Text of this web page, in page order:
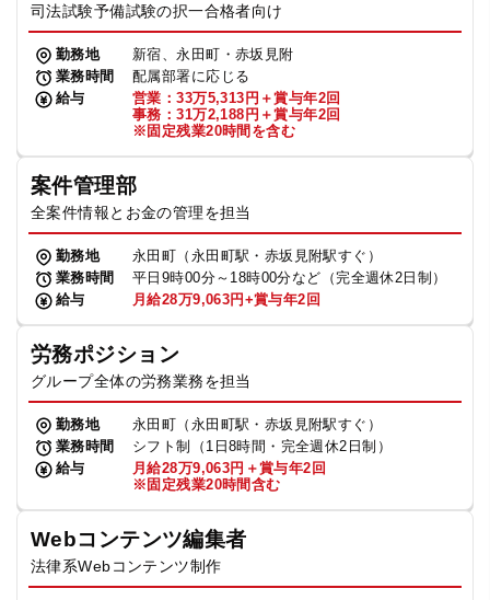
司法試験予備試験の択一合格者向け
勤務地
新宿、永田町・赤坂見附
業務時間
配属部署に応じる
給与
営業：33万5,313円＋賞与年2回
事務：31万2,188円＋賞与年2回
※固定残業20時間を含む
案件管理部
全案件情報とお金の管理を担当
勤務地
永田町（永田町駅・赤坂見附駅すぐ）
業務時間
平日9時00分～18時00分など（完全週休2日制）
給与
月給28万9,063円+賞与年2回
労務ポジション
グループ全体の労務業務を担当
勤務地
永田町（永田町駅・赤坂見附駅すぐ）
業務時間
シフト制（1日8時間・完全週休2日制）
給与
月給28万9,063円＋賞与年2回
※固定残業20時間含む
Webコンテンツ編集者
法律系Webコンテンツ制作